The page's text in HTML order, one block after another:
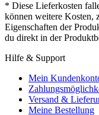
* Diese Lieferkosten
können weitere Kosten,
Eigenschaften der
du direkt in der
Hilfe & Support
Mein
Versand &
Meine Bestellung